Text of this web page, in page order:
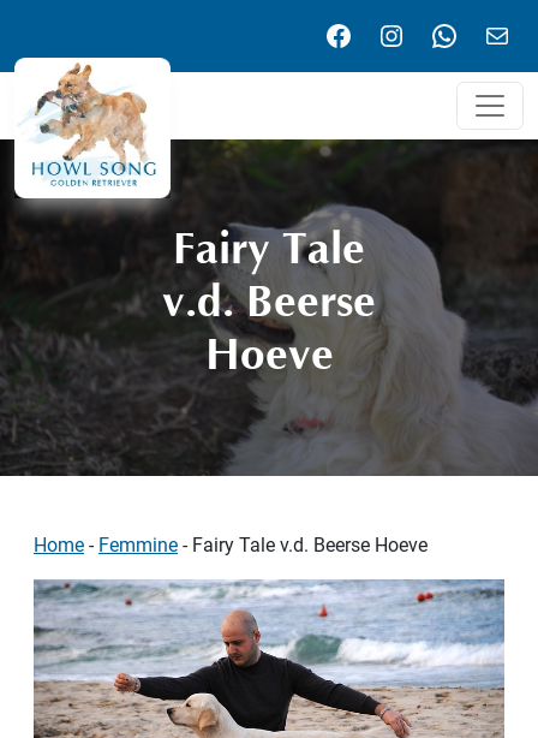
Facebook
Instagram
Fairy Tale
v.d. Beerse
Hoeve
Home - Femmine - Fairy Tale v.d. Beerse Hoeve